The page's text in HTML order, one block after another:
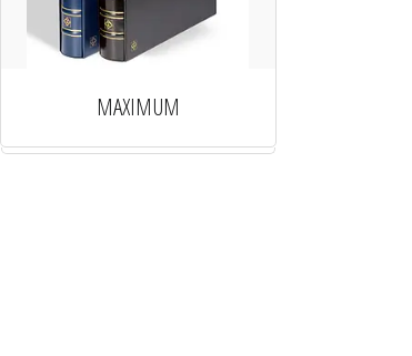
MAXIMUM